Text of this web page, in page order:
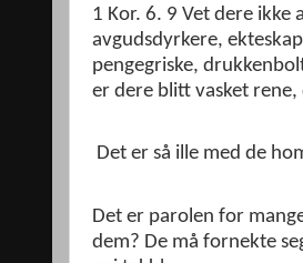
1 Kor. 6. 9 Vet dere ikke
avgudsdyrkere,
pengegriske,
er dere blitt vasket
Det er så ille med de
Det er parolen for
dem? De må fornekte